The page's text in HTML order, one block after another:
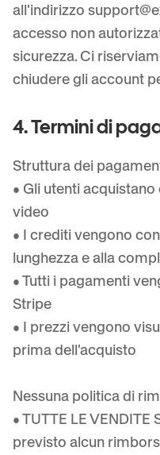
all'indirizzo
accesso non
sicurezza. Ci
chiudere gli account
4. Termini di
Struttura dei
• Gli utenti
video
• I crediti vengono
lunghezza e alla
• Tutti i pagamenti
Stripe
• I prezzi vengono
prima dell'acquisto
Nessuna politica di
• TUTTE LE
previsto alcun